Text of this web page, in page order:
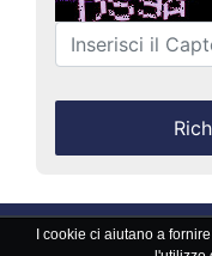
I cookie ci aiutano a